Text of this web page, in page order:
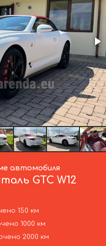
автомобиля
GTC W12
150 км
1000 км
2000 км